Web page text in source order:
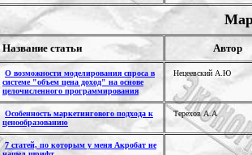
Название статьи Автор
О возможности моделирования спроса в
системе "объем цена доход" на основе
целочисленного программирования
Нецеевский А.Ю
Особенность маркетингового подхода к
ценообразованию
Терехов А.А
7 статей, по которым у меня Акробат не